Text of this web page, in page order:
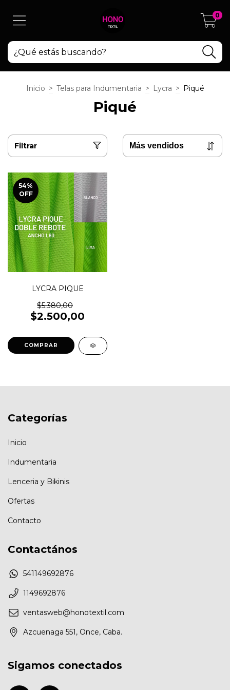
0
Inicio > Telas para Indumentaria > Lycra > Piqué
Piqué
Filtrar
54%
OFF
LYCRA PIQUE
$5.380,00
$2.500,00
COMPRAR
Categorías
Inicio
Indumentaria
Lenceria y Bikinis
Ofertas
Contacto
Contactános
541149692876
1149692876
ventasweb@honotextil.com
Azcuenaga 551, Once, Caba.
Sigamos conectados